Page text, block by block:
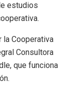
estudios
la Cooperativa
Consultora
que funciona